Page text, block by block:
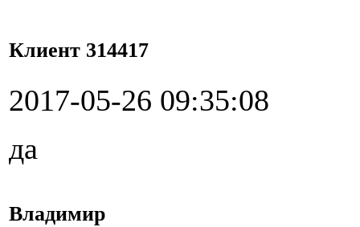
Клиент 314417
2017-05-26 09:35:08
да
Владимир